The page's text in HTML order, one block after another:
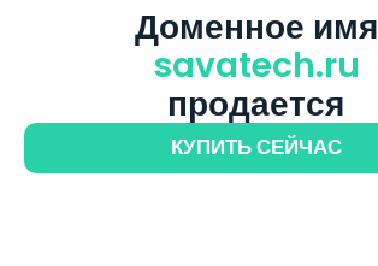
Доменное имя
savatech.ru
продается
КУПИТЬ СЕЙЧАС